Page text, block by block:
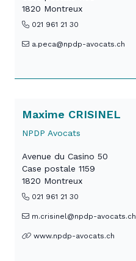
1820 Montreux
021 961 21 30
a.peca@npdp-avocats.ch
Maxime CRISINEL
NPDP Avocats
Avenue du Casino 50
Case postale 1159
1820 Montreux
021 961 21 30
m.crisinel@npdp-avocats.ch
www.npdp-avocats.ch